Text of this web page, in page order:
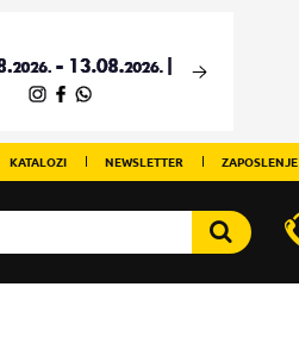
KATALOZI NEWSLETTER ZAPOSLENJE